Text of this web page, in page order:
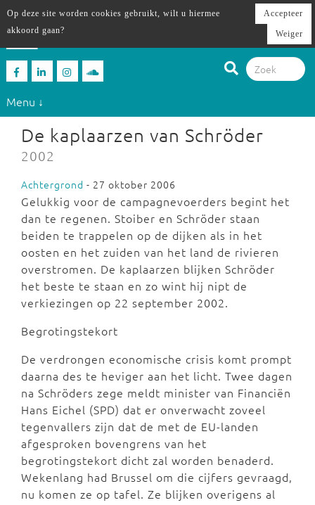
Menu ↓
De kaplaarzen van Schröder
2002
Achtergrond - 27 oktober 2006
Gelukkig voor de campagnevoerders begint het
dan te regenen. Stoiber en Schröder staan
beiden te trappelen op de dijken als in het
oosten en het zuiden van het land de rivieren
overstromen. De kaplaarzen blijken Schröder
het beste te staan en zo wint hij nipt de
verkiezingen op 22 september 2002.
Begrotingstekort
De verdrongen economische crisis komt prompt
daarna des te heviger aan het licht. Twee dagen
na Schröders zege meldt minister van Financiën
Hans Eichel (SPD) dat er onverwacht zoveel
tegenvallers zijn dat de met de EU-landen
afgesproken bovengrens van het
begrotingstekort dicht zal worden benaderd.
Wekenlang had Brussel om die cijfers gevraagd,
nu komen ze op tafel. Ze blijken overigens al
Op deze site worden cookies gebruikt, wilt u hiermee
akkoord gaan?
Accepteer
Weiger